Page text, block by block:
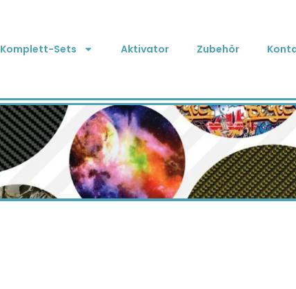
Komplett-Sets Aktivator Zubehör